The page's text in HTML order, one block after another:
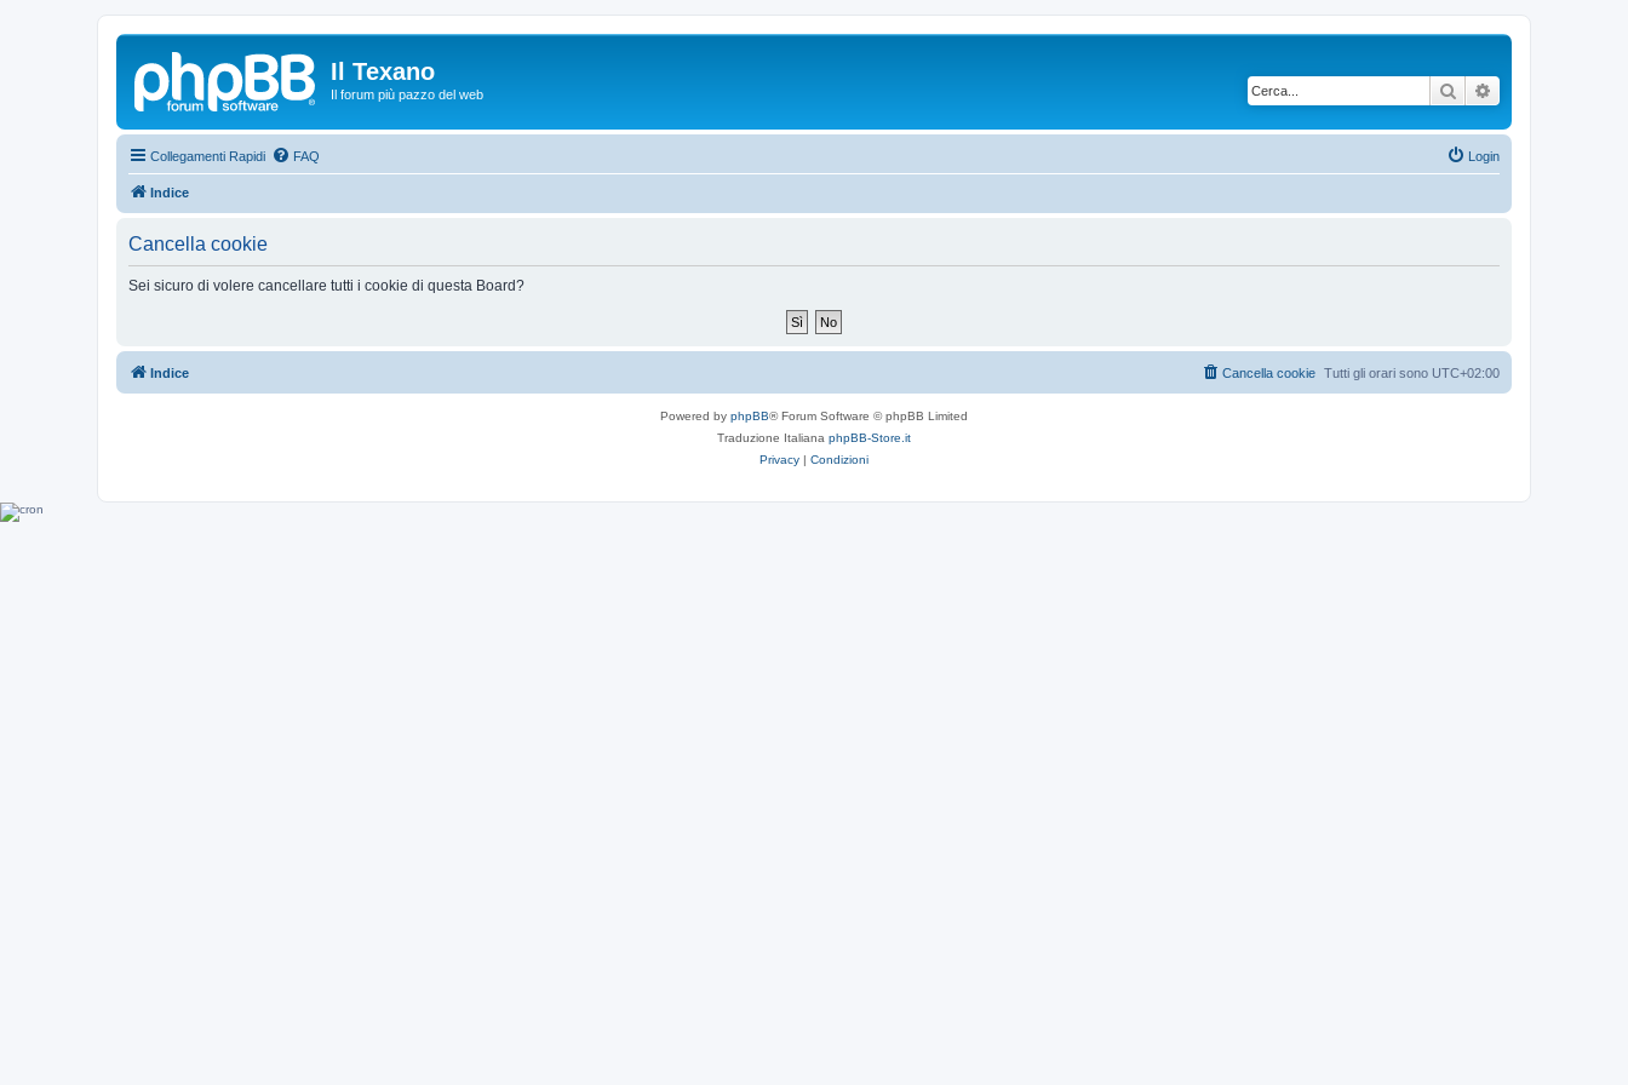
Il Texano
Il forum più pazzo del web Cerca
Collegamenti Rapidi FAQ Login
Indice
Cancella cookie
Sei sicuro di volere cancellare tutti i cookie di questa Board?
Indice Tutti gli orari sono UTC+02:00
Cancella cookie
Powered by phpBB® Forum Software © phpBB Limited
Traduzione Italiana phpBB-Store.it
Privacy | Condizioni